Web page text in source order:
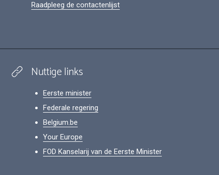
Raadpleeg de contactenlijst
Nuttige links
Eerste minister
Federale regering
Belgium.be
Your Europe
FOD Kanselarij van de Eerste Minister